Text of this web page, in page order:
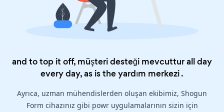
and to top it off, müşteri desteği mevcuttur all day
every day, as is theyardım merkezi.
Ayrıca, uzman mühendislerden oluşan ekibimiz, Shogun
Form cihazınız gibi powr uygulamalarının sizin için